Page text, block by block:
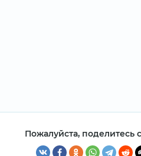
Пожалуйста, поделитесь